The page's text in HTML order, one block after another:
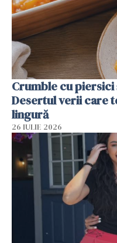
Crumble cu
Desertul verii care
lingură
26 IULIE 2026